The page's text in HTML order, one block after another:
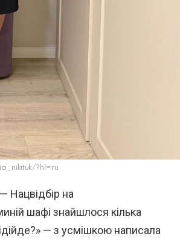
?hl=ru
Нацвідбір на
шафі знайшлося кілька
— з усмішкою написала